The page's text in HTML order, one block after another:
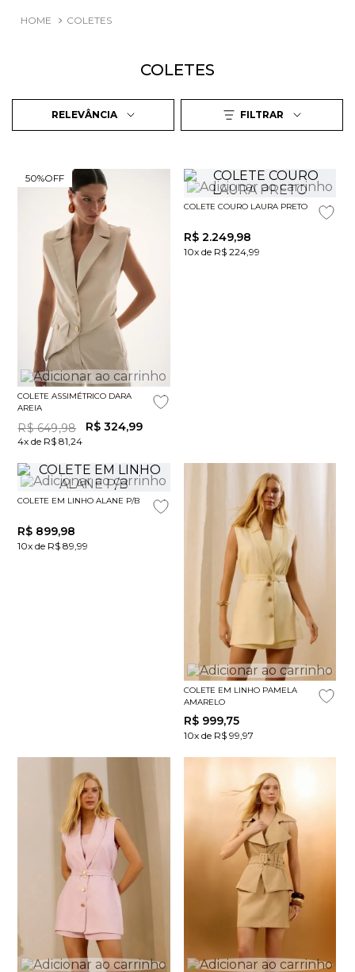
COLETES
COLETES
RELEVÂNCIA FILTRAR
50%OFF
COLETE ASSIMÉTRICO DARA
AREIA
R$ 649,98 R$ 324,99
4x de R$ 81,24
COLETE COURO LAURA PRETO
R$ 2.249,98
10x de R$ 224,99
COLETE EM LINHO ALANE P/B
R$ 899,98
10x de R$ 89,99
COLETE EM LINHO PAMELA
AMARELO
R$ 999,75
10x de R$ 99,97